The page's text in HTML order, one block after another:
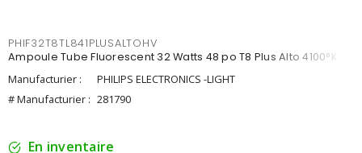
PHIF32T8TL841PLUSALTOHV
Ampoule Tube Fluorescent 32 Watts 48 po T8 Plus Alto 4100°K
Manufacturier :
PHILIPS ELECTRONICS -LIGHT
# Manufacturier : 281790
En inventaire